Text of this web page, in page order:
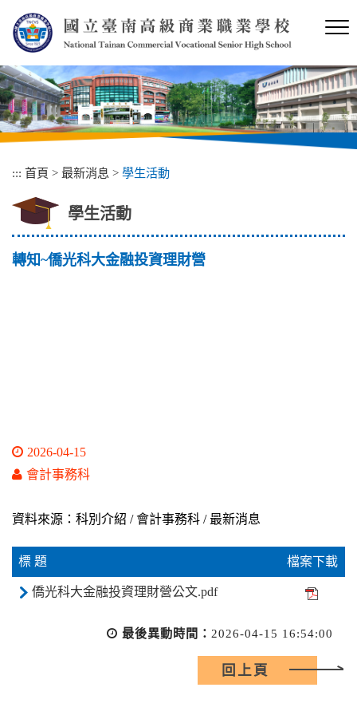
內
容
區
塊
::: 首頁 > 最新消息 > 學生活動
學生活動
轉知~僑光科大金融投資理財營
2026-04-15
會計事務科
資料來源：科別介紹 / 會計事務科 / 最新消息
標 題 檔案下載
僑光科大金融投資理財營公文.pdf
最後異動時間： 2026-04-15 16:54:00
回上頁